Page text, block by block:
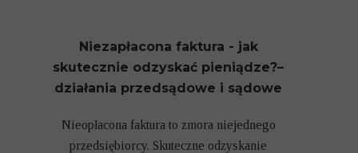
Niezapłacona faktura - jak
skutecznie odzyskać pieniądze?–
działania przedsądowe i sądowe
Nieopłacona faktura to zmora niejednego
przedsiębiorcy. Skuteczne odzyskanie